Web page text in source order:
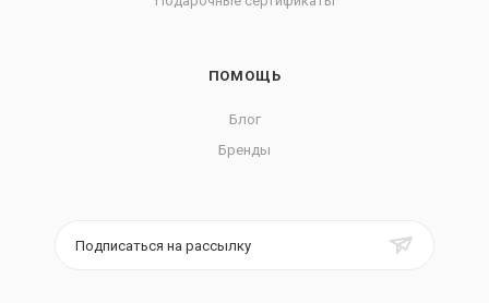
ПОМОЩЬ
Блог
Бренды
Подписаться на рассылку